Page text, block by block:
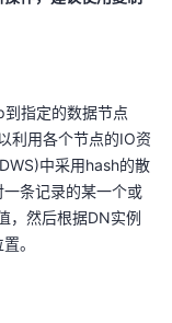
指定的数据节点
利用各个节点的IO资
中采用hash的散
条记录的某一个或
，然后根据DN实例
。